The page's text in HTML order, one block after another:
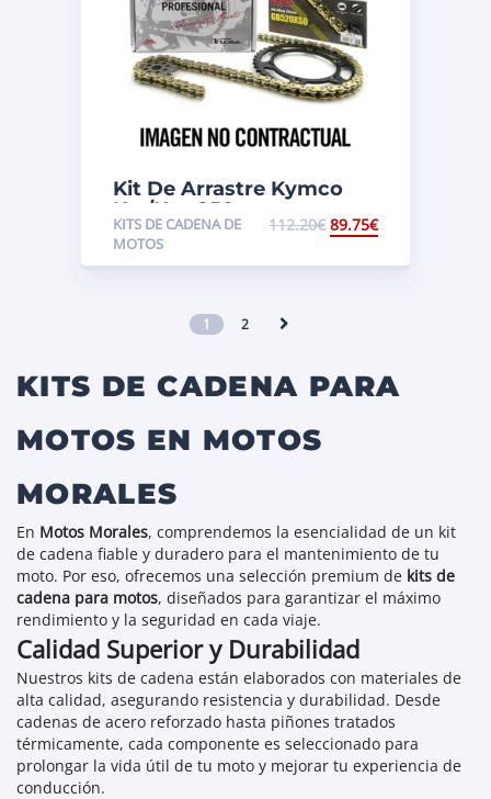
Kit De Arrastre Kymco
Kxr/Kxu 250
KITS DE CADENA DE
MOTOS
112.20€ 89.75€
1 2
KITS DE CADENA PARA
MOTOS EN MOTOS
MORALES
En Motos Morales, comprendemos la esencialidad de un kit
de cadena fiable y duradero para el mantenimiento de tu
moto. Por eso, ofrecemos una selección premium de kits de
cadena para motos, diseñados para garantizar el máximo
rendimiento y la seguridad en cada viaje.
Calidad Superior y Durabilidad
Nuestros kits de cadena están elaborados con materiales de
alta calidad, asegurando resistencia y durabilidad. Desde
cadenas de acero reforzado hasta piñones tratados
térmicamente, cada componente es seleccionado para
prolongar la vida útil de tu moto y mejorar tu experiencia de
conducción.